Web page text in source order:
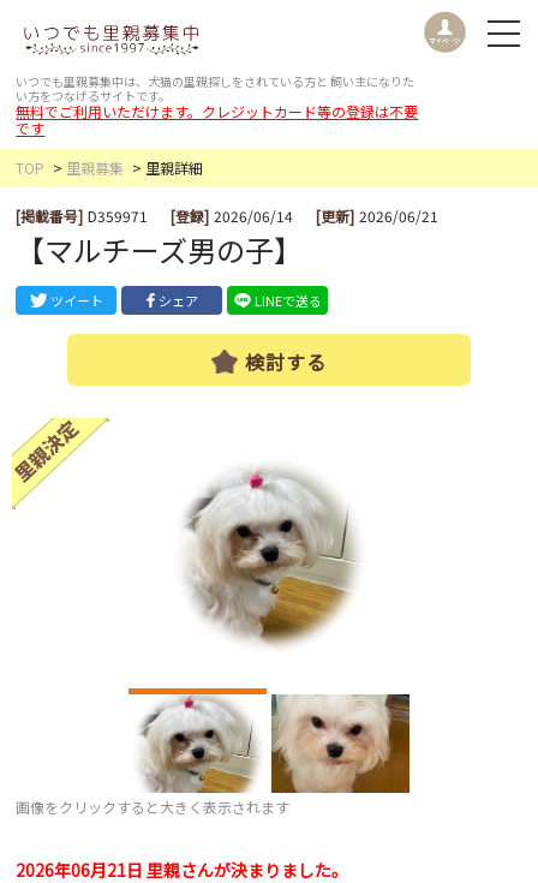
いつでも里親募集中は、犬猫の里親探しをされている方と 飼い主になりた
い方をつなげるサイトです。
無料でご利用いただけます。クレジットカード等の登録は不要
です
TOP
里親募集 里親詳細
[掲載番号] D359971 [登録] 2026/06/14 [更新] 2026/06/21
【マルチーズ男の子】
ツイート シェア LINEで送る
検討する
画像をクリックすると大きく表示されます
2026年06月21日 里親さんが決まりました。